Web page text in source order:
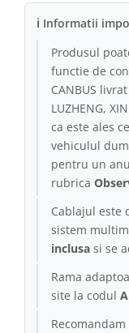
ℹ Informatii
Produsul
functie de
CANBUS
LUZHENG,
ca este ales
vehiculul
pentru un
rubrica
Cablajul este
sistem
inclusa si se
Rama
site la codul